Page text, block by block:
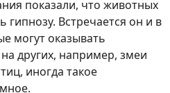
показали, что животных
Встречается он и в
могут оказывать
других, например, змеи
иногда такое